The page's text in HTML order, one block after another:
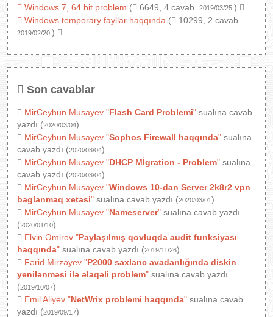
Windows 7, 64 bit problem ( 6649, 4 cavab. 2019/03/25. )
Windows temporary fayllar haqqında ( 10299, 2 cavab.
2019/02/20. )
Son cavablar
MirCeyhun Musayev "Flash Card Problemi" sualına cavab
yazdı (2020/03/04)
MirCeyhun Musayev "Sophos Firewall haqqında" sualına
cavab yazdı (2020/03/04)
MirCeyhun Musayev "DHCP Mİgration - Problem" sualına
cavab yazdı (2020/03/04)
MirCeyhun Musayev "Windows 10-dan Server 2k8r2 vpn
baglanmaq xetasi" sualına cavab yazdı (2020/03/01)
MirCeyhun Musayev "Nameserver" sualına cavab yazdı
(2020/01/10)
Elvin Əmirov "Paylaşılmış qovluqda audit funksiyası
haqqında" sualına cavab yazdı (2019/11/26)
Fərid Mirzəyev "P2000 saxlanc avadanlığında diskin
yenilənməsi ilə əlaqəli problem" sualına cavab yazdı
(2019/10/07)
Emil Aliyev "NetWrix problemi haqqında" sualına cavab
yazdı (2019/09/17)